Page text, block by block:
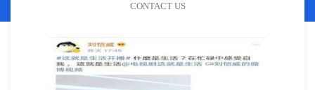
CONTACT US